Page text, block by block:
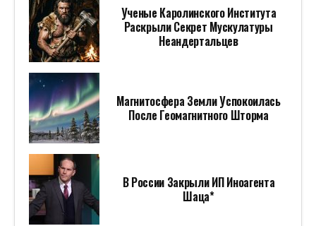
Ученые Каролинского Института
Раскрыли Секрет Мускулатуры
Неандертальцев
Магнитосфера Земли Успокоилась
После Геомагнитного Шторма
В России Закрыли ИП Иноагента
Шаца*